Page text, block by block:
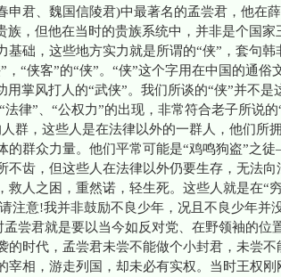
申君、魏国信陵君)中最著名的孟尝君，他在
族，但他在当时的贵族系统中，并非是个国家
础，这些地方实力就是所谓的“侠”，套句韩
“侠客”的“侠”。“侠”这个字用在中国的通俗
掌风打人的“武侠”。我们所谈的“侠”并不是
律”、“公权力”的出现，非常符合老子所说的
群，这些人是在法律以外的一群人，他们所
的群众力量。他们平常可能是“鸡鸣狗盗”之
齿，但这些人在法律以外仍要生存，无法向
人之困，重然诺，轻生死。这些人就是在“
注意!我并非鼓励不良少年，况且不良少年并
尝君就是要以当今如反对党、在野领袖的位
的时代，孟尝君未尝不能做个小封君，未尝不
相，游走列国，却未必有实权。当时王权刚